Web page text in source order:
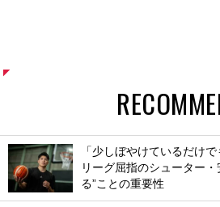
「少しぼやけているだけ
リーグ屈指のシューター・
る”ことの重要性